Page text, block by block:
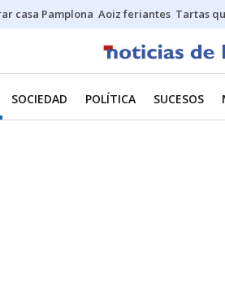
casa Pamplona Aoiz feriantes Tartas
SOCIEDAD POLÍTICA SUCESOS